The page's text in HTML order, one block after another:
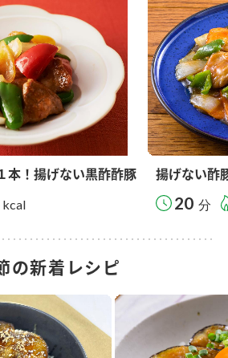
本！揚げない黒酢酢豚
kcal
揚げない酢
20 分
の新着レシピ